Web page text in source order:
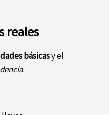
reales
básicasy el
.